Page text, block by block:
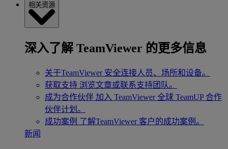
相关资源
深入了解 TeamViewer 的更多信息
关于TeamViewer 安全连接人员、场所和设备。
获取支持 浏览文章或联系支持团队。
成为合作伙伴 加入 TeamViewer 全球 TeamUP 合作
伙伴计划。
成功案例 了解TeamViewer 客户的成功案例。
新闻